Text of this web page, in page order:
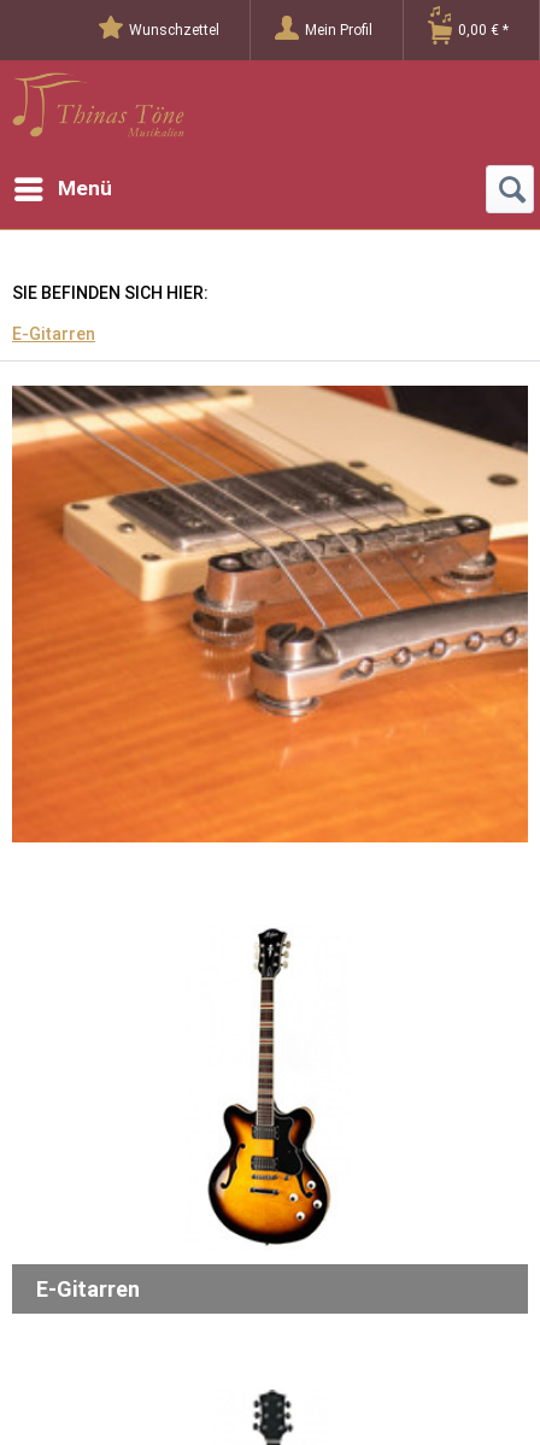
Wunschzettel Mein Profil 0,00 € *
Menü
SIE BEFINDEN SICH HIER:
E-Gitarren
E-Gitarren